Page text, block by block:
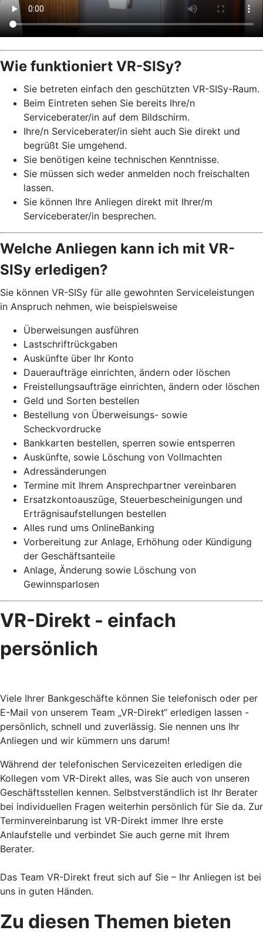
Wie funktioniert VR-SISy?
Sie betreten einfach den geschützten VR-SISy-Raum.
Beim Eintreten sehen Sie bereits Ihre/n
Serviceberater/in auf dem Bildschirm.
Ihre/n Serviceberater/in sieht auch Sie direkt und
begrüßt Sie umgehend.
Sie benötigen keine technischen Kenntnisse.
Sie müssen sich weder anmelden noch freischalten
lassen.
Sie können Ihre Anliegen direkt mit Ihrer/m
Serviceberater/in besprechen.
Welche Anliegen kann ich mit VR-
SISy erledigen?
Sie können VR-SISy für alle gewohnten Serviceleistungen
in Anspruch nehmen, wie beispielsweise
Überweisungen ausführen
Lastschriftrückgaben
Auskünfte über Ihr Konto
Daueraufträge einrichten, ändern oder löschen
Freistellungsaufträge einrichten, ändern oder löschen
Geld und Sorten bestellen
Bestellung von Überweisungs- sowie
Scheckvordrucke
Bankkarten bestellen, sperren sowie entsperren
Auskünfte, sowie Löschung von Vollmachten
Adressänderungen
Termine mit Ihrem Ansprechpartner vereinbaren
Ersatzkontoauszüge, Steuerbescheinigungen und
Erträgnisaufstellungen bestellen
Alles rund ums OnlineBanking
Vorbereitung zur Anlage, Erhöhung oder Kündigung
der Geschäftsanteile
Anlage, Änderung sowie Löschung von
Gewinnsparlosen
VR-Direkt - einfach
persönlich
Viele Ihrer Bankgeschäfte können Sie telefonisch oder per
E-Mail von unserem Team „VR-Direkt“ erledigen lassen -
persönlich, schnell und zuverlässig. Sie nennen uns Ihr
Anliegen und wir kümmern uns darum!
Während der telefonischen Servicezeiten erledigen die
Kollegen vom VR-Direkt alles, was Sie auch von unseren
Geschäftsstellen kennen. Selbstverständlich ist Ihr Berater
bei individuellen Fragen weiterhin persönlich für Sie da. Zur
Terminvereinbarung ist VR-Direkt immer Ihre erste
Anlaufstelle und verbindet Sie auch gerne mit Ihrem
Berater.
Das Team VR-Direkt freut sich auf Sie – Ihr Anliegen ist bei
uns in guten Händen.
Zu diesen Themen bieten